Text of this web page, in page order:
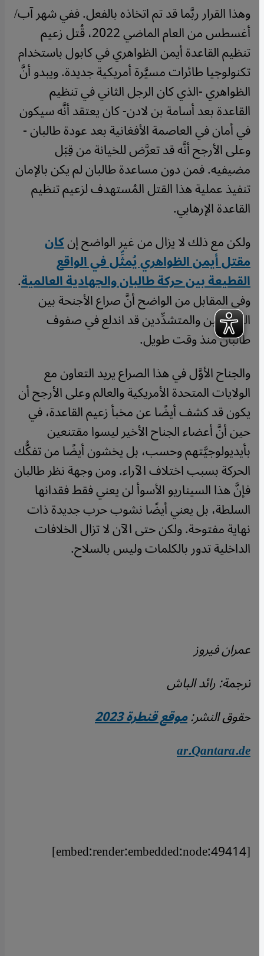
وهذا القرار ربَّما قد تم اتخاذه بالفعل. ففي شهر آب/
أغسطس من العام الماضي 2022، قُتل زعيم
تنظيم القاعدة أيمن الظواهري في كابول باستخدام
تكنولوجيا طائرات مسيَّرة أمريكية جديدة. ويبدو أنَّ
الظواهري -الذي كان الرجل الثاني في تنظيم
القاعدة بعد أسامة بن لادن- كان يعتقد أنَّه سيكون
في أمان في العاصمة الأفغانية بعد عودة طالبان -
وعلى الأرجح أنَّه قد تعرَّض للخيانة من قِبَل
مضيفيه. فمن دون مساعدة طالبان لم يكن بالإمان
تنفيذ عملية هذا القتل المُستهدف لزعيم تنظيم
القاعدة الإرهابي.
ولكن مع ذلك لا يزال من غير الواضح إنكان
مقتل أيمن الظواهري يُمثِّل في الواقع
القطيعة بين حركة طالبان والجهادية العالمية.
وفي المقابل من الواضح أنَّ صراع الأجنحة بين
المعتدلين والمتشدِّدين قد اندلع في صفوف
طالبان منذ وقت طويل.
والجناح الأوَّل في هذا الصراع يريد التعاون مع
الولايات المتحدة الأمريكية والعالم وعلى الأرجح أن
يكون قد كشف أيضًا عن مخبأ زعيم القاعدة، في
حين أنَّ أعضاء الجناح الأخير ليسوا مقتنعين
بأيديولوجيَّتهم وحسب، بل يخشون أيضًا من تفكُّك
الحركة بسبب اختلاف الآراء. ومن وجهة نظر طالبان
فإنَّ هذا السيناريو الأسوأ لن يعني فقط فقدانها
السلطة، بل يعني أيضًا نشوب حرب جديدة ذات
نهاية مفتوحة. ولكن حتى الآن لا تزال الخلافات
الداخلية تدور بالكلمات وليس بالسلاح.
عمران فيروز
ترجمة: رائد الباش
حقوق النشر:موقع قنطرة 2023
ar.Qantara.de
[embed:render:embedded:node:49414]